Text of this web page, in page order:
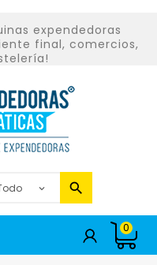
expendedoras
final, comercios,
0